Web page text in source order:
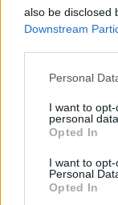
also be disclosed
Downstream
Please note that
not limited to
grant or deny
use your data for
consent section.
Personal
I want to
personal data.
Opted In
I want to
Personal
Opted In
#EGÉSZSÉG #
Népszerű